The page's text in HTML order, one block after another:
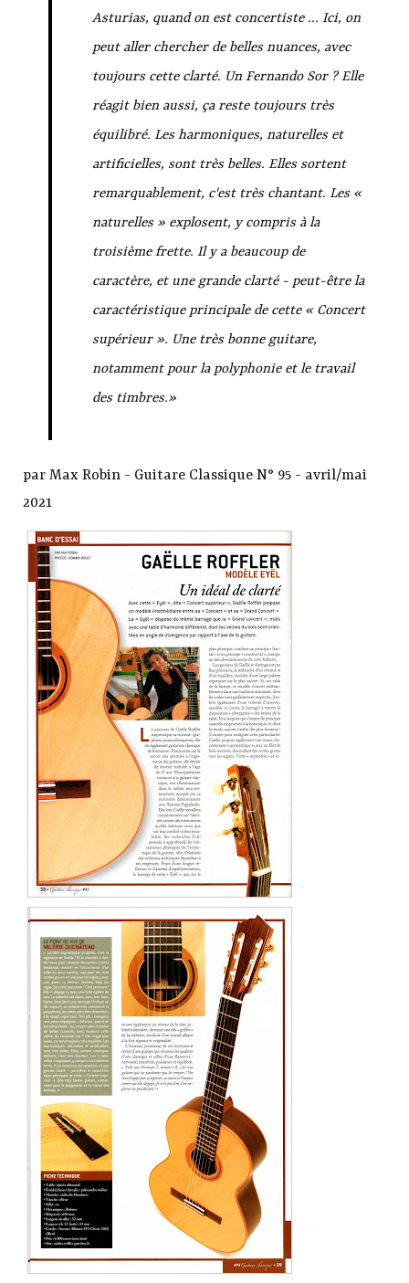
Asturias, quand on est concertiste ... Ici, on
peut aller chercher de belles nuances, avec
toujours cette clarté. Un Fernando Sor ? Elle
réagit bien aussi, ça reste toujours très
équilibré. Les harmoniques, naturelles et
artificielles, sont très belles. Elles sortent
remarquablement, c'est très chantant. Les «
naturelles » explosent, y compris à la
troisième frette. Il y a beaucoup de
caractère, et une grande clarté - peut-être la
caractéristique principale de cette « Concert
supérieur ». Une très bonne guitare,
notamment pour la polyphonie et le travail
des timbres.»
par Max Robin - Guitare Classique N° 95 - avril/mai
2021